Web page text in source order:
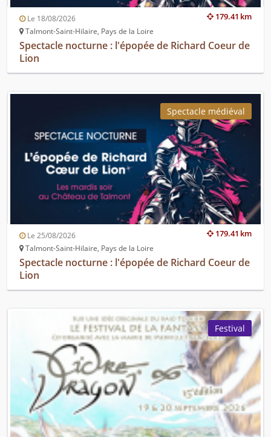
179.41 km
Le 18/08/2026
Talmont-Saint-Hilaire, Pays de la Loire
Spectacle nocturne : l'épopée de Richard Coeur de
Lion
Spectacle médiéval
179.41 km
Le 25/08/2026
Talmont-Saint-Hilaire, Pays de la Loire
Spectacle nocturne : l'épopée de Richard Coeur de
Lion
Festival